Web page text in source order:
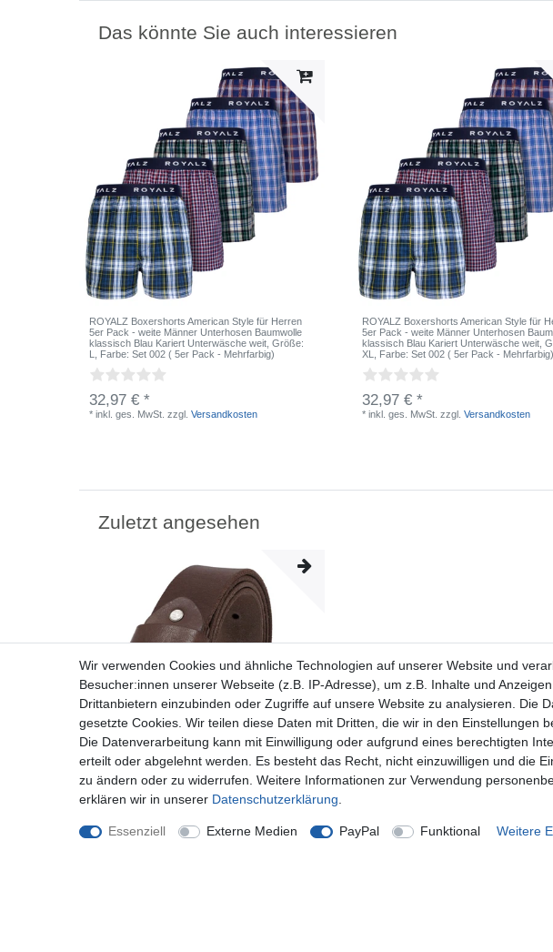
Das könnte Sie auch interessieren
ROYALZ Boxershorts American Style für Herren
5er Pack - weite Männer Unterhosen Baumwolle
klassisch Blau Kariert Unterwäsche weit , Größe:
L
, Farbe: Set 002 ( 5er Pack - Mehrfarbig)
32,97 € *
*inkl. ges. MwSt. zzgl.Versandkosten
ROYALZ Boxershorts American Style für
5er Pack - weite Männer Unterhosen
klassisch Blau Kariert Unterwäsche weit ,
XL
, Farbe: Set 002 ( 5er Pack - Mehrfarbig)
32,97 € *
*inkl. ges. MwSt. zzgl.Versandkosten
Zuletzt angesehen
Anzug Hose
Wir verwenden Cookies und ähnliche Technologien auf unserer Website und
Besucher:innen unserer Webseite (z.B. IP-Adresse), um z.B. Inhalte und
Drittanbietern einzubinden oder Zugriffe auf unsere Website zu analysieren. Die
gesetzte Cookies. Wir teilen diese Daten mit Dritten, die wir in den Einstellungen
Die Datenverarbeitung kann mit Einwilligung oder aufgrund eines berechtigten
erteilt oder abgelehnt werden. Es besteht das Recht, nicht einzuwilligen und die
zu ändern oder zu widerrufen. Weitere Informationen zur Verwendung
erklären wir in unserer Daten­schutz­erklärung
Essenziell Externe Medien PayPal Funktional Weitere